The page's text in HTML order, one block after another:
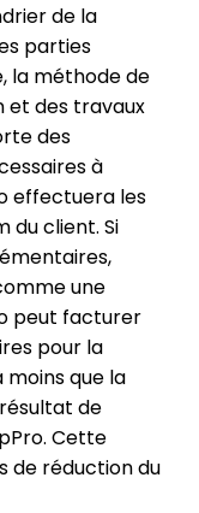
de la
parties
la méthode de
et des travaux
des
à
effectuera les
du client. Si
une
peut facturer
pour la
que la
de
Cette
de réduction du